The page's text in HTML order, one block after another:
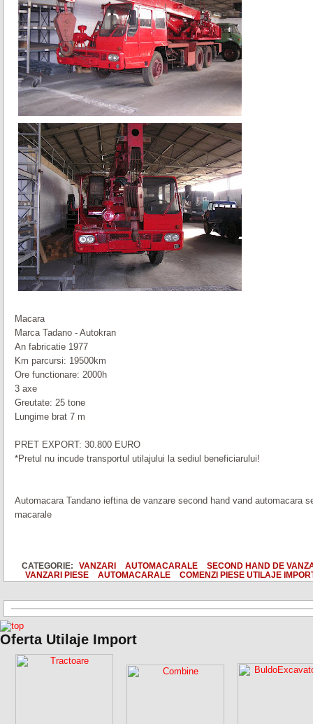
Macara
Marca Tadano - Autokran
An fabricatie 1977
Km parcursi: 19500km
Ore functionare: 2000h
3 axe
Greutate: 25 tone
Lungime brat 7 m
PRET EXPORT: 30.800 EURO
*Pretul nu incude transportul utilajului la sediul beneficiarului!
Automacara Tandano ieftina de vanzare second hand vand automacara
macarale
CATEGORIE: VANZARI AUTOMACARALE
SECOND HAND DE
VANZARI PIESE
AUTOMACARALE COMENZI PIESE UTILAJE
Oferta Utilaje Import